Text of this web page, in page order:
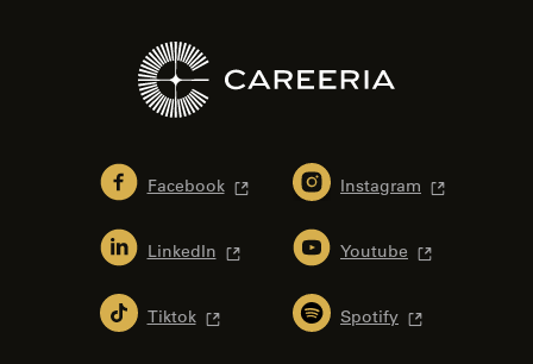
Facebook Instagram
LinkedIn Youtube
Tiktok Spotify